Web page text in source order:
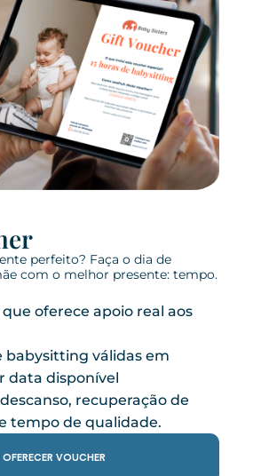
perfeito? Faça o dia de
com o melhor presente: tempo.
oferece apoio real aos
babysitting válidas em
data disponível
recuperação de
tempo de qualidade.
OFERECER VOUCHER